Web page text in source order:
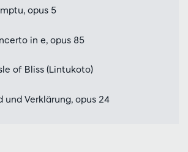
opus 5
in e, opus 85
of Bliss (Lintukoto)
und Verklärung, opus 24